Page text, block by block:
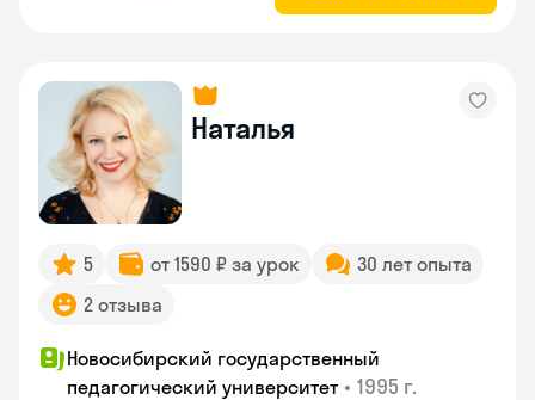
Наталья
5 от 1590 ₽ за урок
30 лет опыта
2 отзыва
Новосибирский государственный
педагогический университет • 1995 г.